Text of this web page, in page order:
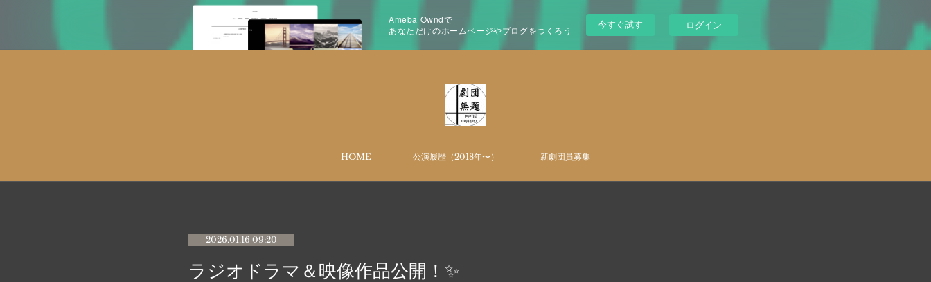
Ameba Owndで
あなただけのホームページやブログをつくろう
今すぐ試す ログイン
HOME 公演履歴（2018年〜） 新劇団員募集
2026.01.16 09:20
ラジオドラマ＆映像作品公開！✨